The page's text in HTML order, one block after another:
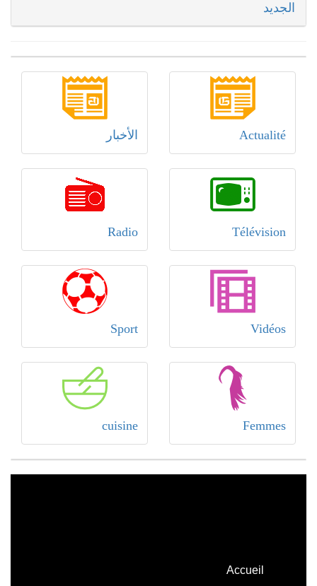
الجديد
Actualité الأخبار
Télévision
Radio
Vidéos
Sport
Femmes
cuisine
Accueil